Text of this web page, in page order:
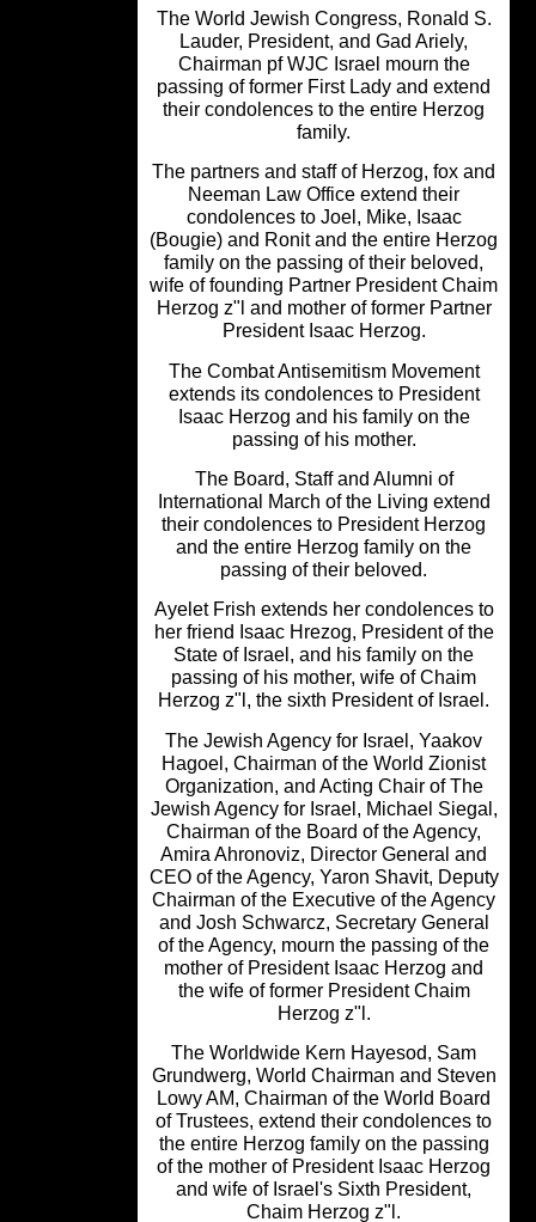
The World Jewish Congress, Ronald
Lauder, President, and Gad Ariely,
Chairman pf WJC Israel mourn the
passing of former First Lady and
their condolences to the entire
The partners and staff of Herzog, fox
Neeman Law Office extend their
condolences to Joel, Mike, Isaac
(Bougie) and Ronit and the entire
family on the passing of their
wife of founding Partner President
Herzog z"l and mother of former
President Isaac Herzog.
The Combat Antisemitism
extends its condolences to
Isaac Herzog and his family on the
passing of his mother.
The Board, Staff and Alumni of
International March of the Living
their condolences to President
and the entire Herzog family on the
passing of their beloved.
Ayelet Frish extends her
her friend Isaac Hrezog, President of
State of Israel, and his family on the
passing of his mother, wife of
Herzog z"l, the sixth President of
The Jewish Agency for Israel,
Hagoel, Chairman of the World
Organization, and Acting Chair of
Jewish Agency for Israel, Michael
Chairman of the Board of the
Amira Ahronoviz, Director General
CEO of the Agency, Yaron Shavit,
Chairman of the Executive of the
and Josh Schwarcz, Secretary
of the Agency, mourn the passing of
mother of President Isaac Herzog
the wife of former President Chaim
Herzog z"l.
The Worldwide Kern Hayesod,
Grundwerg, World Chairman and
Lowy AM, Chairman of the World
of Trustees, extend their
the entire Herzog family on the
of the mother of President Isaac
and wife of Israel's Sixth President,
Chaim Herzog z"l.